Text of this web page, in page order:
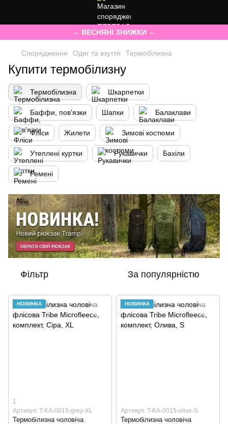
→ ВЕСНЯНІ ЗНИЖКИ ←
Спорядження Одяг та взуття Термобілизна
Купити термобілизну
Термобілизна Шкарпетки
Баффи, пов'язки Шапки Балаклави
Фліси Жилети Зимові костюми
Утеплені куртки Рукавички Бахіли
Ремені
Фільтр За популярністю
НОВИНКА
1
Артикул: T-KA-0015-grey-XL
Термобілизна чоловіча
НОВИНКА
Артикул: T-KA-0015-olive-S
Термобілизна чоловіча